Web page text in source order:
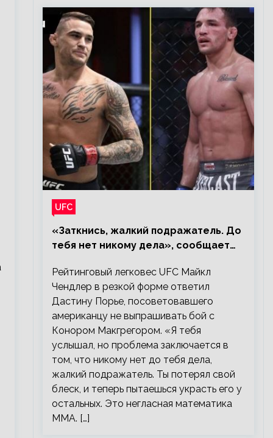
UFC
«Заткнись, жалкий подражатель. До
тебя нет никому дела», сообщает
Рейтинговый легковес UFC Майкл
Чендлер в резкой форме ответил
Дастину Порье, посоветовавшего
американцу не выпрашивать бой с
Конором Макгрегором. «Я тебя
услышал, но проблема заключается в
том, что никому нет до тебя дела,
жалкий подражатель. Ты потерял свой
блеск, и теперь пытаешься украсть его у
остальных. Это негласная математика
ММА. […]